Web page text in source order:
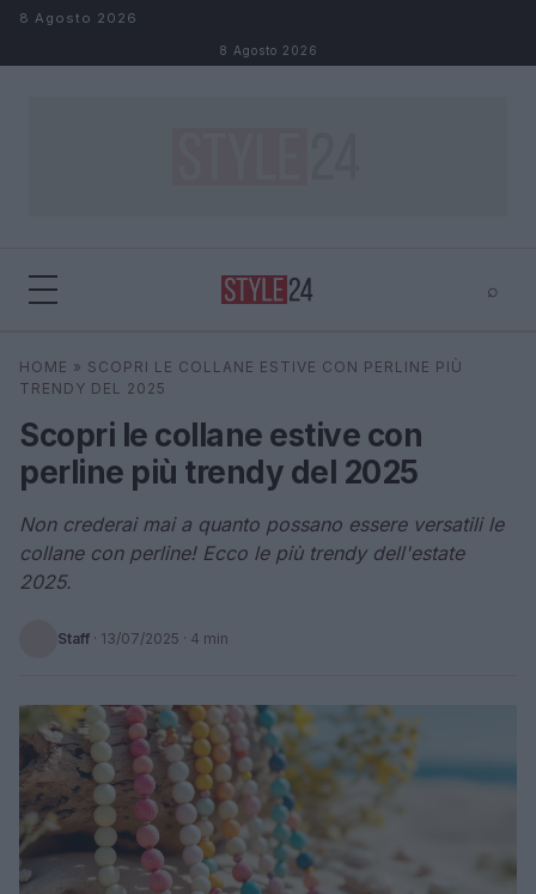
Salta al contenuto
8 Agosto 2026
8 Agosto 2026
⌕
Cerca ⌕
HOME » SCOPRI LE COLLANE ESTIVE CON PERLINE PIÙ
TRENDY DEL 2025
Scopri le collane estive con
perline più trendy del 2025
Non crederai mai a quanto possano essere versatili le
collane con perline! Ecco le più trendy dell'estate
2025.
Staff · 13/07/2025 · 4 min